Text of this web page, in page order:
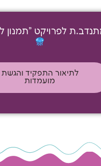
לפרויקט "תמנון
לתיאור התפקיד והגשת
מועמדות